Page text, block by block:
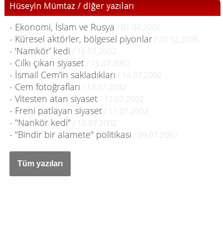
Hüseyin Mümtaz / diğer yazıları
- Ekonomi, İslam ve Rusya / 01.04.2006
- Küresel aktörler, bölgesel piyonlar/ 20.12.2005
- 'Namkör' kedi / 16.07.2002
- Cılkı çıkan siyaset/ 15.07.2002
- İsmail Cem'in sakladıkları / 14.07.2002
- Cem fotoğrafları / 13.07.2002
- Vitesten atan siyaset/ 12.07.2002
- Freni patlayan siyaset/ 11.07.2002
- "Nankör kedi"/ 10.07.2002
- "Bindir bir alamete" politikası / 09.07.2002